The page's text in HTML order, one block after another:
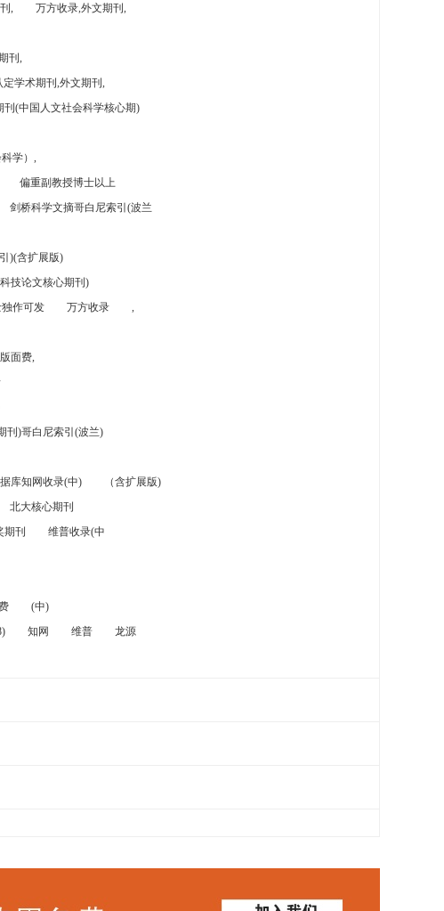
,
万方收录,外文期刊,
刊,
学术期刊,外文期刊,
刊(中国人文社会科学核心期)
学）,
偏重副教授博士以上
剑桥科学文摘哥白尼索引(波兰
)(含扩展版)
技论文核心期刊)
作可发 万方收录
,
面费,
刊)哥白尼索引(波兰)
库知网收录(中)
（含扩展版)
北大核心期刊
期刊
维普收录(中
(中)
知网 维普
龙源